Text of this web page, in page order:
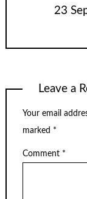
23
Leave a
Your email
marked *
Comment *